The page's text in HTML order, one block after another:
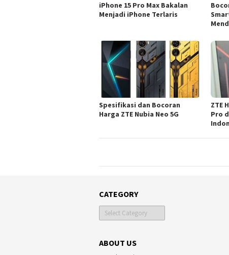
iPhone 15 Pro Max Bakalan
Menjadi iPhone Terlaris
Spesifikasi dan Bocoran
Harga ZTE Nubia Neo 5G
ZTE
Pro
CATEGORY
Category
ABOUT US